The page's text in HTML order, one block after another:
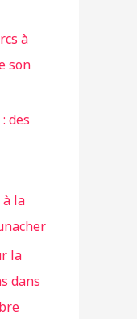
à
son
des
la
la
dans